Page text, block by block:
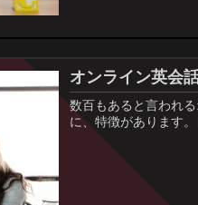
オンライン英会
数百もあると言われ
に、特徴があります